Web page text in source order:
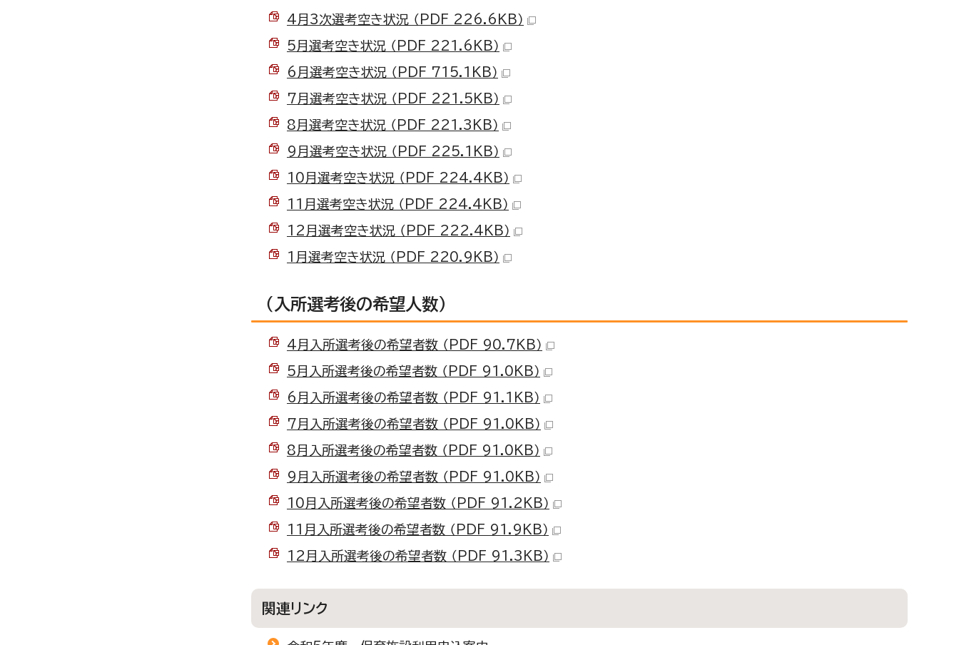
4月3次選考空き状況 （PDF 226.6KB）
5月選考空き状況 （PDF 221.6KB）
6月選考空き状況 （PDF 715.1KB）
7月選考空き状況 （PDF 221.5KB）
8月選考空き状況 （PDF 221.3KB）
9月選考空き状況 （PDF 225.1KB）
10月選考空き状況 （PDF 224.4KB）
11月選考空き状況 （PDF 224.4KB）
12月選考空き状況 （PDF 222.4KB）
1月選考空き状況 （PDF 220.9KB）
（入所選考後の希望人数）
4月入所選考後の希望者数 （PDF 90.7KB）
5月入所選考後の希望者数 （PDF 91.0KB）
6月入所選考後の希望者数 （PDF 91.1KB）
7月入所選考後の希望者数 （PDF 91.0KB）
8月入所選考後の希望者数 （PDF 91.0KB）
9月入所選考後の希望者数 （PDF 91.0KB）
10月入所選考後の希望者数 （PDF 91.2KB）
11月入所選考後の希望者数 （PDF 91.9KB）
12月入所選考後の希望者数 （PDF 91.3KB）
関連リンク